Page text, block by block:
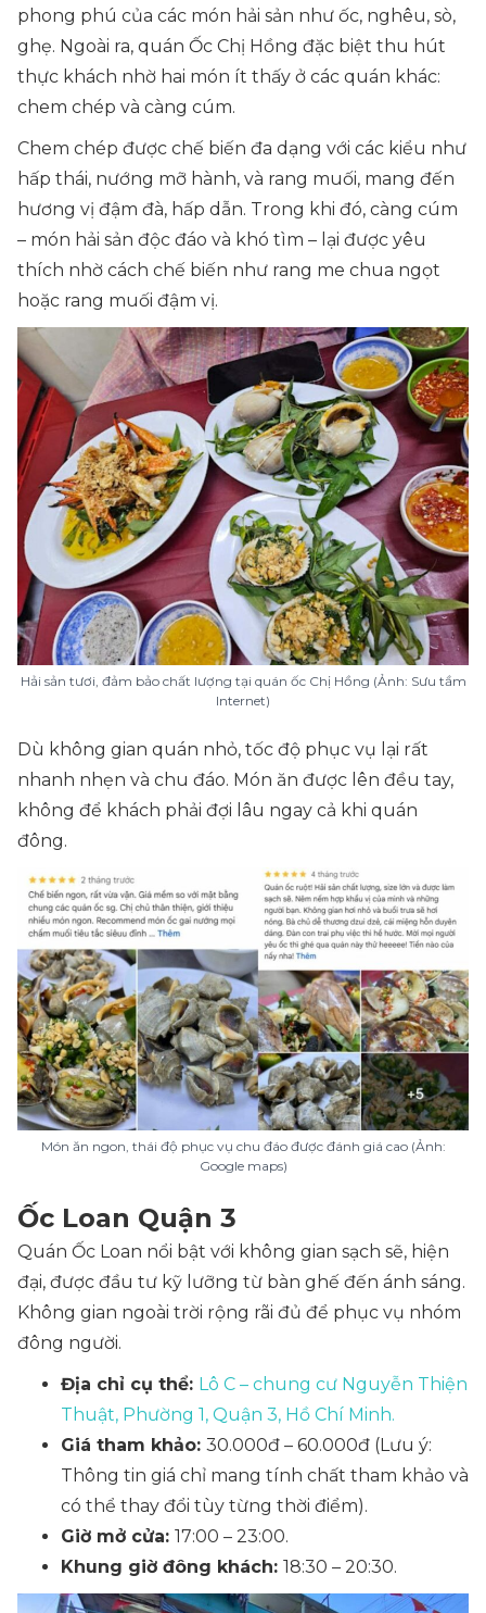
phong phú của các món hải sản như ốc, nghêu, sò,
ghẹ. Ngoài ra, quán Ốc Chị Hồng đặc biệt thu hút
thực khách nhờ hai món ít thấy ở các quán khác:
chem chép và càng cúm.
Chem chép được chế biến đa dạng với các kiểu như
hấp thái, nướng mỡ hành, và rang muối, mang đến
hương vị đậm đà, hấp dẫn. Trong khi đó, càng cúm
– món hải sản độc đáo và khó tìm – lại được yêu
thích nhờ cách chế biến như rang me chua ngọt
hoặc rang muối đậm vị.
Hải sản tươi, đảm bảo chất lượng tại quán ốc Chị Hồng (Ảnh: Sưu tầm
Internet)
Dù không gian quán nhỏ, tốc độ phục vụ lại rất
nhanh nhẹn và chu đáo. Món ăn được lên đều tay,
không để khách phải đợi lâu ngay cả khi quán
đông.
Món ăn ngon, thái độ phục vụ chu đáo được đánh giá cao (Ảnh:
Google maps)
Ốc Loan Quận 3
Quán Ốc Loan nổi bật với không gian sạch sẽ, hiện
đại, được đầu tư kỹ lưỡng từ bàn ghế đến ánh sáng.
Không gian ngoài trời rộng rãi đủ để phục vụ nhóm
đông người.
Địa chỉ cụ thể: Lô C – chung cư Nguyễn Thiện
Thuật, Phường 1, Quận 3, Hồ Chí Minh.
Giá tham khảo: 30.000đ – 60.000đ (Lưu ý:
Thông tin giá chỉ mang tính chất tham khảo và
có thể thay đổi tùy từng thời điểm).
Giờ mở cửa: 17:00 – 23:00.
Khung giờ đông khách: 18:30 – 20:30.